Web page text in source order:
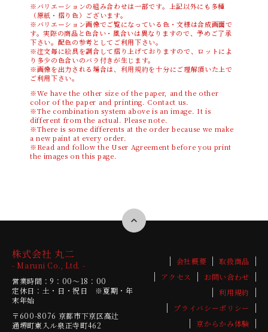
※バリエーションの組み合わせは一部です。上記以外にも多種
（原紙・摺り色）ございます。
※バリエーション画像でご覧になっている色・文様は合成画面で
す。実際の商品と色合い・風合いは異なりますので、予めご了承
下さい。配色の参考としてご利用下さい。
※注文毎に絵具を調合して摺り上げておりますので、ロットによ
り多少の色合いのバラ付きが生じます。
※画像を出力される場合は、 利用規約を十分にご理解頂いた上で
ご利用下さい。
※We have the other size of the paper, and the other
color of the paper and printing. Contact us.
※The combination system above is an image. It is
different from the actual. Please note.
※There is some differents at the order because we make
a new paint at every order.
※Read and follow the User Agreement before you print
the images on this page.
株式会社 丸二
- Maruni Co., Ltd. -
営業時間：9：00～18：00
定休日：土・日・祝日 ※夏期・年
末年始
〒600-8076 京都市下京区高辻
通堺町東入ル泉正寺町462
会社概要
取扱商品
アクセス
お問い合わせ
利用規約
プライバシーポリシー
京からかみ体験